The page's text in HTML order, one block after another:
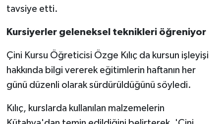
tavsiye etti.
Kursiyerler geleneksel teknikleri öğreniyor
Çini Kursu Öğreticisi Özge Kılıç da kursun işleyişi
hakkında bilgi vererek eğitimlerin haftanın her
günü düzenli olarak sürdürüldüğünü söyledi.
Kılıç, kurslarda kullanılan malzemelerin